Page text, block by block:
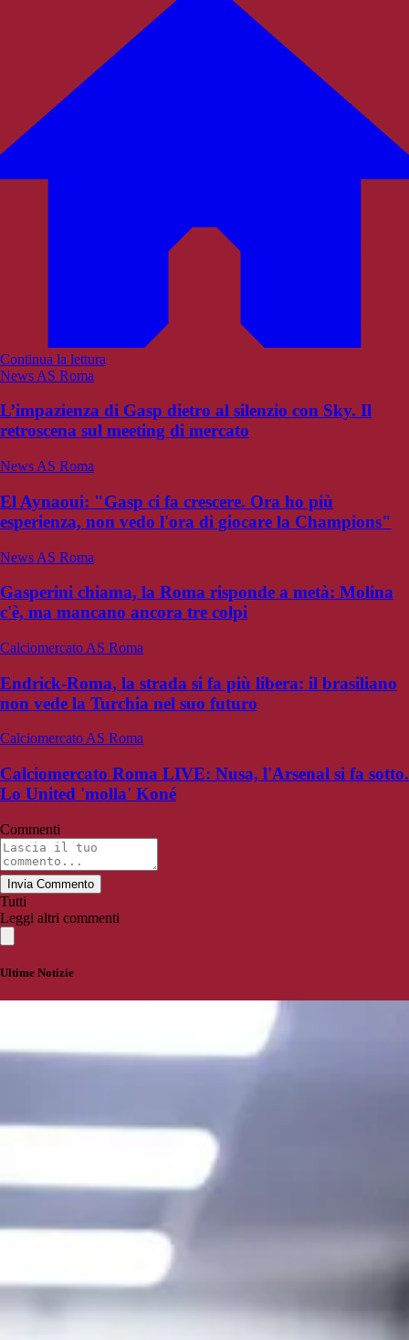
Continua la lettura
News AS Roma
L’impazienza di Gasp dietro al silenzio con Sky. Il
retroscena sul meeting di mercato
News AS Roma
El Aynaoui: "Gasp ci fa crescere. Ora ho più
esperienza, non vedo l'ora di giocare la Champions"
News AS Roma
Gasperini chiama, la Roma risponde a metà: Molina
c'è, ma mancano ancora tre colpi
Calciomercato AS Roma
Endrick-Roma, la strada si fa più libera: il brasiliano
non vede la Turchia nel suo futuro
Calciomercato AS Roma
Calciomercato Roma LIVE: Nusa, l'Arsenal si fa sotto.
Lo United 'molla' Koné
Commenti
Invia Commento
Tutti
Leggi altri commenti
Ultime Notizie